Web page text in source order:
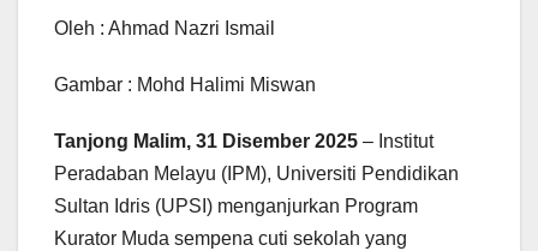
Oleh : Ahmad Nazri Ismail
Gambar : Mohd Halimi Miswan
Tanjong Malim, 31 Disember 2025 – Institut
Peradaban Melayu (IPM), Universiti Pendidikan
Sultan Idris (UPSI) menganjurkan Program
Kurator Muda sempena cuti sekolah yang